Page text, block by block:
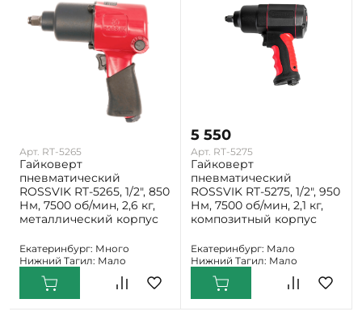
Арт. RT-5265
Гайковерт
пневматический
ROSSVIK RT-5265, 1/2", 850
Нм, 7500 об/мин, 2,6 кг,
металлический корпус
Екатеринбург: Много
Нижний Тагил: Мало
5 550
Арт. RT-5275
Гайковерт
пневматический
ROSSVIK RT-5275, 1/2", 950
Нм, 7500 об/мин, 2,1 кг,
композитный корпус
Екатеринбург: Мало
Нижний Тагил: Мало